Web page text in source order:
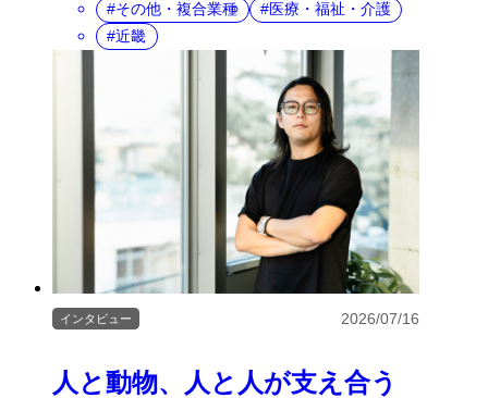
その他・複合業種
医療・福祉・介護
近畿
人と動物、人と人が支え合う
インタビュー 2026/07/16